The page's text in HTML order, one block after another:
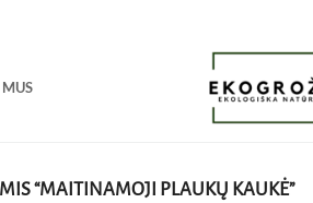
“MAITINAMOJI PLAUKŲ KAUKĖ”